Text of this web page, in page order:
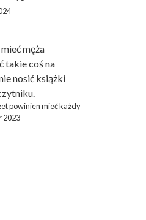
męża
takie coś na
nosić książki
powinien mieć każdy
2023